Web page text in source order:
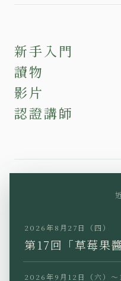
新手入門
讀物
影片
認證講師
2026年8月27日（四）
第17回「草莓果醬
2026年9月12日（六）～